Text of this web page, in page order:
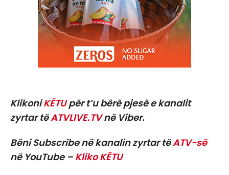
KlikoniKËTUpër t’u bërë pjesë e kanalit
zyrtar tëATVLIVE.TVnë Viber.
Bëni Subscribe në kanalin zyrtar tëATV-së
në YouTube – Kliko KËTU